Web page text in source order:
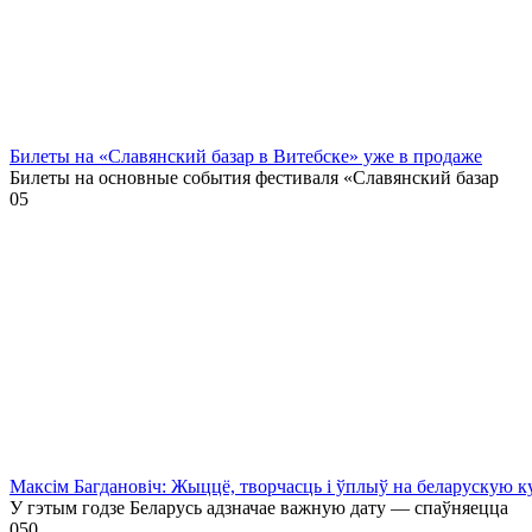
Билеты на «Славянский базар в Витебске» уже в продаже
Билеты на основные события фестиваля «Славянский базар
05
Максім Багдановіч: Жыццё, творчасць і ўплыў на беларускую
У гэтым годзе Беларусь адзначае важную дату — спаўняецца